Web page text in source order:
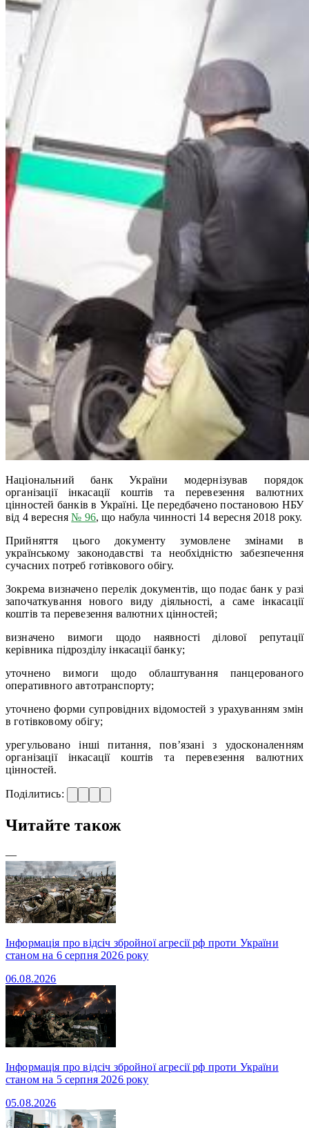
Національний банк України модернізував порядок
організації інкасації коштів та перевезення валютних
цінностей банків в Україні. Це передбачено постановою НБУ
від 4 вересня№ 96, що набула чинності 14 вересня 2018 року.
Прийняття цього документу зумовлене змінами в
українському законодавстві та необхідністю забезпечення
сучасних потреб готівкового обігу.
Зокрема визначено перелік документів, що подає банк у разі
започаткування нового виду діяльності, а саме інкасації
коштів та перевезення валютних цінностей;
визначено вимоги щодо наявності ділової репутації
керівника підрозділу інкасації банку;
уточнено вимоги щодо облаштування панцерованого
оперативного автотранспорту;
уточнено форми супровідних відомостей з урахуванням змін
в готівковому обігу;
урегульовано інші питання, пов’язані з удосконаленням
організації інкасації коштів та перевезення валютних
цінностей.
Поділитись:
Читайте також
—
Інформація про відсіч збройної агресії рф проти України
станом на 6 серпня 2026 року
06.08.2026
Інформація про відсіч збройної агресії рф проти України
станом на 5 серпня 2026 року
05.08.2026